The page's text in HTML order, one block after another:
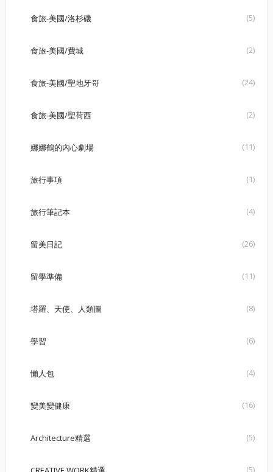
食旅-美國/洛杉磯 (5)
食旅-美國/費城 (2)
食旅-美國/聖地牙哥 (24)
食旅-美國/聖荷西 (2)
娜娜鶴的內心劇場 (11)
旅行事項 (1)
旅行筆記本 (4)
留美日記 (26)
留學準備 (11)
塔羅、天使、人類圖 (8)
學習 (6)
懶人包 (4)
變美變健康 (16)
Architecture精選 (5)
(5)